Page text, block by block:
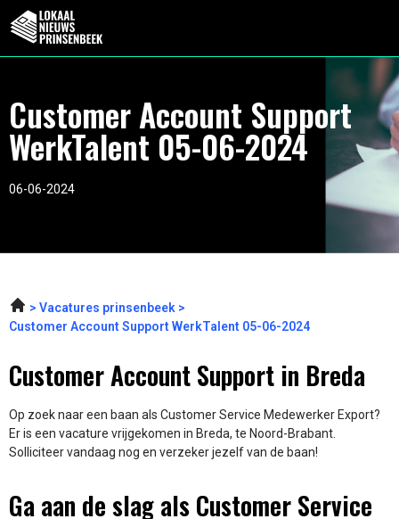
Customer Account Support
WerkTalent 05-06-2024
06-06-2024
Vacatures prinsenbeek
Customer Account Support WerkTalent 05-06-2024
Customer Account Support in Breda
Op zoek naar een baan als Customer Service Medewerker Export?
Er is een vacature vrijgekomen in Breda, te Noord-Brabant.
Solliciteer vandaag nog en verzeker jezelf van de baan!
Ga aan de slag als Customer Service